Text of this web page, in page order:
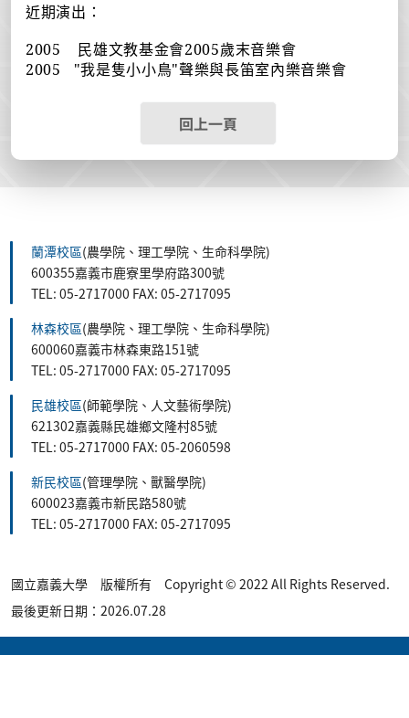
近期演出：
2005
民雄文教基金會2005歲末音樂會
2005 "我是隻小小鳥"聲樂與長笛室內樂音樂會
回上一頁
蘭潭校區(農學院、理工學院、生命科學院)
600355嘉義市鹿寮里學府路300號
TEL: 05-2717000 FAX: 05-2717095
林森校區(農學院、理工學院、生命科學院)
600060嘉義市林森東路151號
TEL: 05-2717000 FAX: 05-2717095
民雄校區(師範學院、人文藝術學院)
621302嘉義縣民雄鄉文隆村85號
TEL: 05-2717000 FAX: 05-2060598
新民校區(管理學院、獸醫學院)
600023嘉義市新民路580號
TEL: 05-2717000 FAX: 05-2717095
國立嘉義大學 版權所有 Copyright © 2022 All Rights Reserved.
最後更新日期：2026.07.28